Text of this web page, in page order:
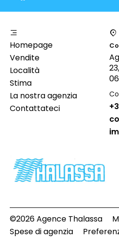
Homepage
Vendite
Località
Stima
La nostra agenzia
Contattateci
©2026 Agence Thalassa
Spese di agenzia